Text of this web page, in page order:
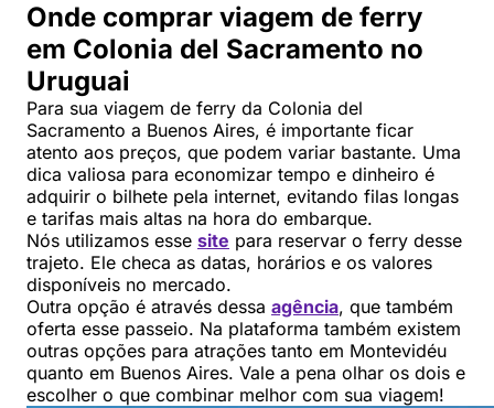
Onde comprar viagem de ferry
em Colonia del Sacramento no
Uruguai
Para sua viagem de ferry da Colonia del
Sacramento a Buenos Aires, é importante ficar
atento aos preços, que podem variar bastante. Uma
dica valiosa para economizar tempo e dinheiro é
adquirir o bilhete pela internet, evitando filas longas
e tarifas mais altas na hora do embarque.
Nós utilizamos esse site para reservar o ferry desse
trajeto. Ele checa as datas, horários e os valores
disponíveis no mercado.
Outra opção é através dessa agência, que também
oferta esse passeio. Na plataforma também existem
outras opções para atrações tanto em Montevidéu
quanto em Buenos Aires. Vale a pena olhar os dois e
escolher o que combinar melhor com sua viagem!